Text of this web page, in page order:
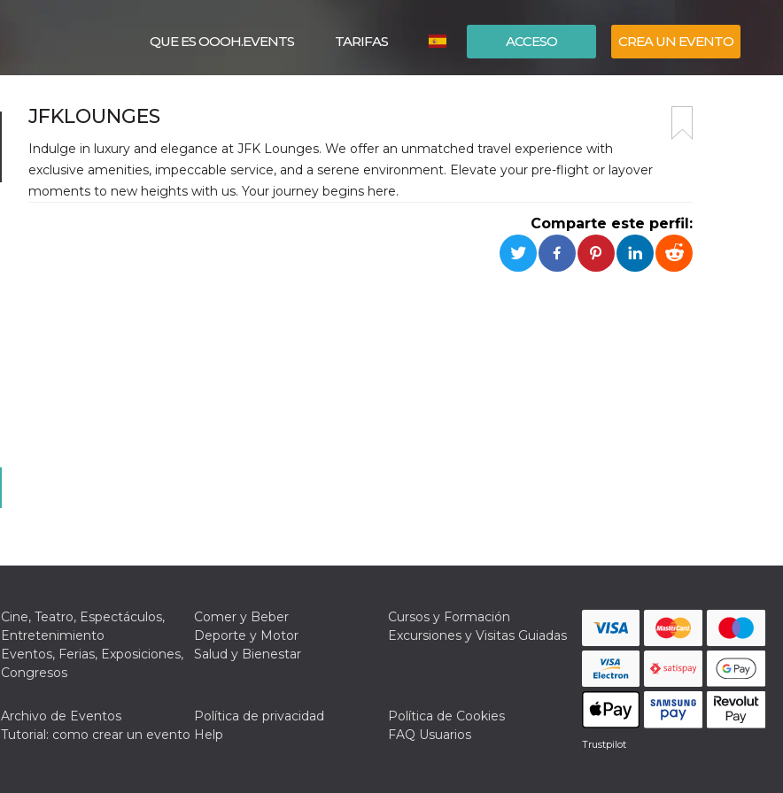
ACCESO CREA UN EVENTO
QUE ES OOOH.EVENTS TARIFAS
JFKLOUNGES
Indulge in luxury and elegance at JFK Lounges. We offer an unmatched travel experience with
exclusive amenities, impeccable service, and a serene environment. Elevate your pre-flight or layover
moments to new heights with us. Your journey begins here.
Comparte este perfil:
Cine, Teatro, Espectáculos,
Entretenimiento
Comer y Beber
Cursos y Formación
Deporte y Motor
Excursiones y Visitas Guiadas
Eventos, Ferias, Exposiciones,
Congresos
Salud y Bienestar
Archivo de Eventos Política de privacidad
Política de Cookies
Tutorial: como crear un evento Help
FAQ Usuarios
Trustpilot